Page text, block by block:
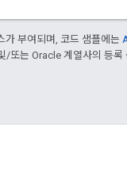
가 부여되며, 코드 샘플에는
/또는 Oracle 계열사의 등록